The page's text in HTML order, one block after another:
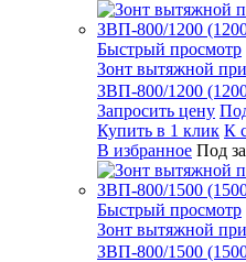
Быстрый просмотр
Зонт вытяжной
ЗВП-800/1200
Запросить цену
Купить в 1 клик К
В избранное Под
Быстрый просмотр
Зонт вытяжной
ЗВП-800/1500